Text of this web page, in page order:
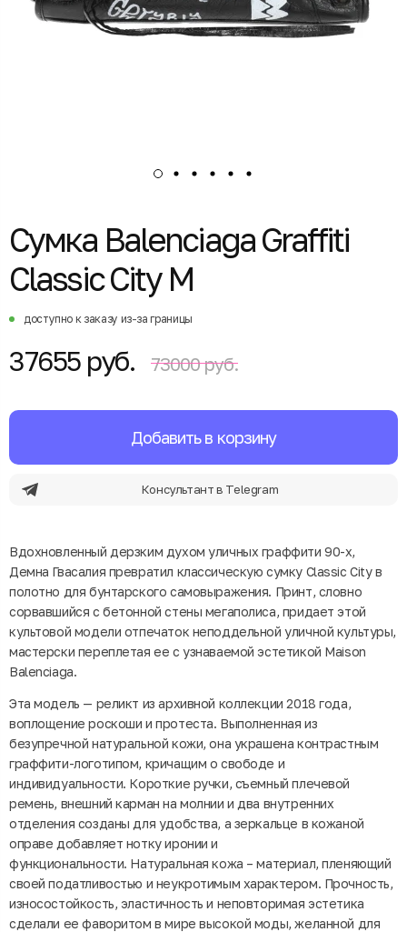
Сумка Balenciaga Graffiti
Classic City M
доступно к заказу из-за границы
37655 руб. 73000 руб.
Добавить в корзину
Консультант в Telegram
Вдохновленный дерзким духом уличных граффити 90-х,
Демна Гвасалия превратил классическую сумку Classic City в
полотно для бунтарского самовыражения. Принт, словно
сорвавшийся с бетонной стены мегаполиса, придает этой
культовой модели отпечаток неподдельной уличной культуры,
мастерски переплетая ее с узнаваемой эстетикой Maison
Balenciaga.
Эта модель — реликт из архивной коллекции 2018 года,
воплощение роскоши и протеста. Выполненная из
безупречной натуральной кожи, она украшена контрастным
граффити-логотипом, кричащим о свободе и
индивидуальности. Короткие ручки, съемный плечевой
ремень, внешний карман на молнии и два внутренних
отделения созданы для удобства, а зеркальце в кожаной
оправе добавляет нотку иронии и
функциональности. Натуральная кожа – материал, пленяющий
своей податливостью и неукротимым характером. Прочность,
износостойкость, эластичность и неповторимая эстетика
сделали ее фаворитом в мире высокой моды, желанной для